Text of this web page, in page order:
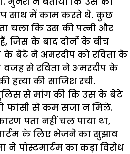
साथ में काम करते थे. कुछ
चला कि उस की पत्नी और
जिस के बाद दोनों के बीच
के बेटे ने अमरदीप को रविता के
वजह से रविता ने अमरदीप के
हत्या की साजिश रची.
से मांग की कि उस के बेटे
फांसी से कम सजा न मिले.
पता नहीं चल पाया था,
के लिए भेजने का सुझाव
ने पोस्टमार्टम का कड़ा विरोध